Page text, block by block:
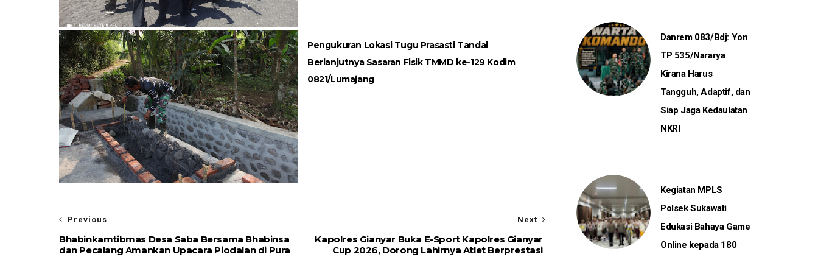
Pengukuran Lokasi Tugu Prasasti Tandai
Berlanjutnya Sasaran Fisik TMMD ke-129 Kodim
0821/Lumajang
Next
Kapolres Gianyar Buka E-Sport Kapolres Gianyar
Cup 2026, Dorong Lahirnya Atlet Berprestasi
Previous
Bhabinkamtibmas Desa Saba Bersama Bhabinsa
dan Pecalang Amankan Upacara Piodalan di Pura
Danrem 083/Bdj: Yon
TP 535/Nararya
Kirana Harus
Tangguh, Adaptif, dan
Siap Jaga Kedaulatan
NKRI
Kegiatan MPLS
Polsek Sukawati
Edukasi Bahaya Game
Online kepada 180